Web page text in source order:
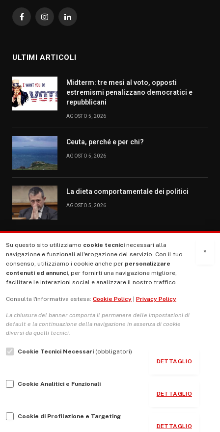
FacebookInstagramLinkedIn
ULTIMI ARTICOLI
Midterm: tre mesi al voto, opposti
estremismi penalizzano democratici e
repubblicani
AGOSTO 5, 2026
Ceuta, perché e per chi?
AGOSTO 5, 2026
La dieta comportamentale dei politici
AGOSTO 5, 2026
MENU
La Nostra Storia
Le Copertine
L’Associazione
Indirizzo Socio Politico Culturale
Guida per le autrici e gli autori
×
Su questo sito utilizziamo cookie tecnici necessari alla
navigazione e funzionali all'erogazione del servizio. Con il tuo
consenso, utilizziamo i cookie anche per personalizzare
contenuti ed annunci, per fornirti una navigazione migliore,
facilitare le interazioni social e analizzare il nostro traffico.
Consulta l'informativa estesa: Cookie Policy Privacy Policy
La chiusura del banner comporta il permanere delle impostazioni di
default e la continuazione della navigazione in assenza di cookie
diversi da quelli tecnici.
Cookie Tecnici Necessari (obbligatori)
DETTAGLIO
Cookie Analitici e Funzionali
DETTAGLIO
Cookie di Profilazione e Targeting
DETTAGLIO